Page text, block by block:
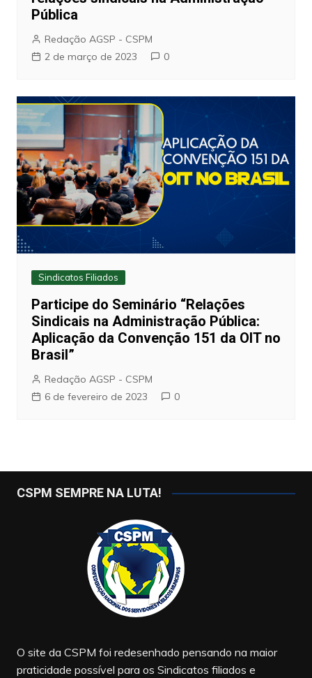
Pública
Redação AGSP - CSPM
2 de março de 2023
0
Sindicatos Filiados
Participe do Seminário “Relações
Sindicais na Administração Pública:
Aplicação da Convenção 151 da OIT no
Brasil”
Redação AGSP - CSPM
6 de fevereiro de 2023
0
CSPM SEMPRE NA LUTA!
O site da CSPM foi redesenhado pensando na maior
praticidade possível para os Sindicatos filiados e